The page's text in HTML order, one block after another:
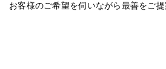
お客様のご希望を伺いながら最善をご提